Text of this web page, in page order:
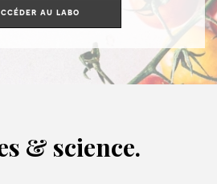
au labo
& science.